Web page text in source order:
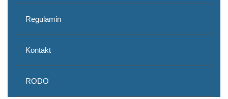
Regulamin
Kontakt
RODO